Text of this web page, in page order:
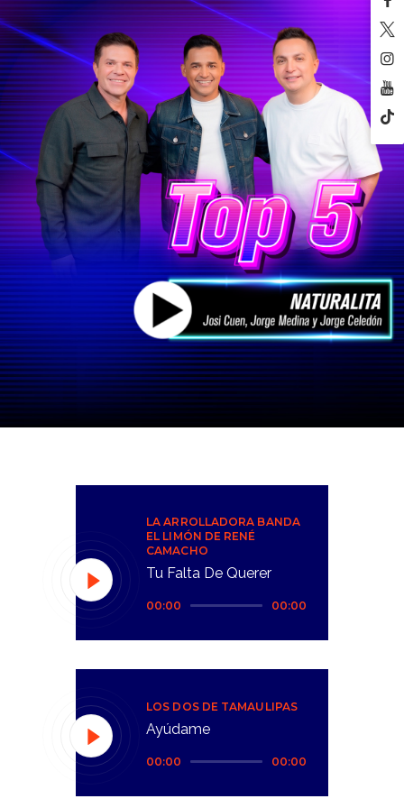
LA ARROLLADORA BANDA
EL LIMÓN DE RENÉ
CAMACHO
Tu Falta De Querer
Reproductor
audio
00:00 00:00
LOS DOS DE TAMAULIPAS
Ayúdame
audio
00:00 00:00